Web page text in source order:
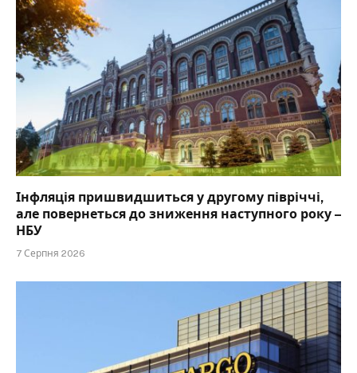
Інфляція пришвидшиться у другому півріччі,
але повернеться до зниження наступного року –
НБУ
7 Серпня 2026